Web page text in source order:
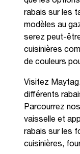
rabais sur les
modèles au
serez peut-
cuisinières
de couleurs
Visitez
différents
Parcourrez
vaisselle et
rabais sur les
cuisinières,